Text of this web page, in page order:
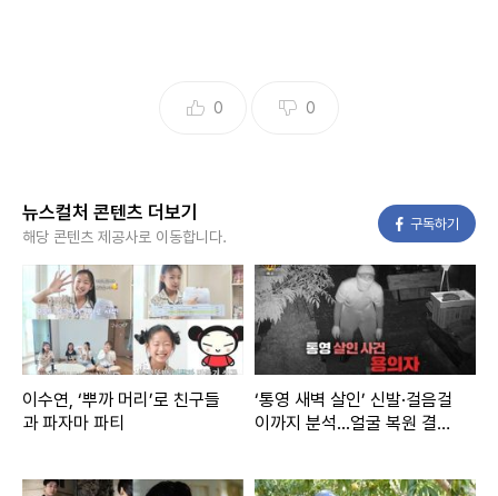
0 0
뉴스컬처 콘텐츠 더보기
해당 콘텐츠 제공사로 이동합니다.
구독하기
이수연, ‘뿌까 머리’로 친구들
과 파자마 파티
‘통영 새벽 살인’ 신발·걸음걸
이까지 분석...얼굴 복원 결과